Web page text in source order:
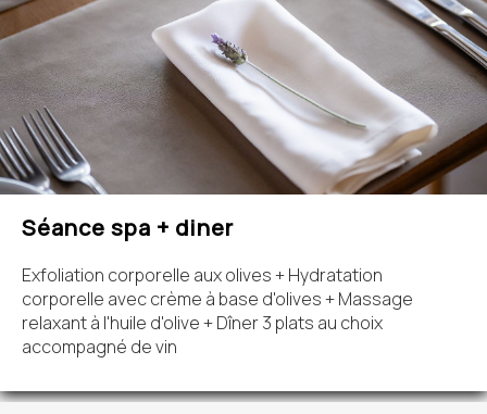
Séance spa + diner
Exfoliation corporelle aux olives + Hydratation
corporelle avec crème à base d'olives + Massage
relaxant à l'huile d'olive + Dîner 3 plats au choix
accompagné de vin